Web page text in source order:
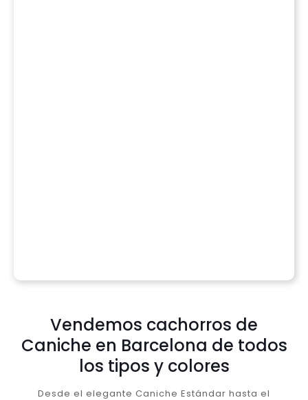
Vendemos cachorros de
Caniche en Barcelona de todos
los tipos y colores
Desde el elegante Caniche Estándar hasta el